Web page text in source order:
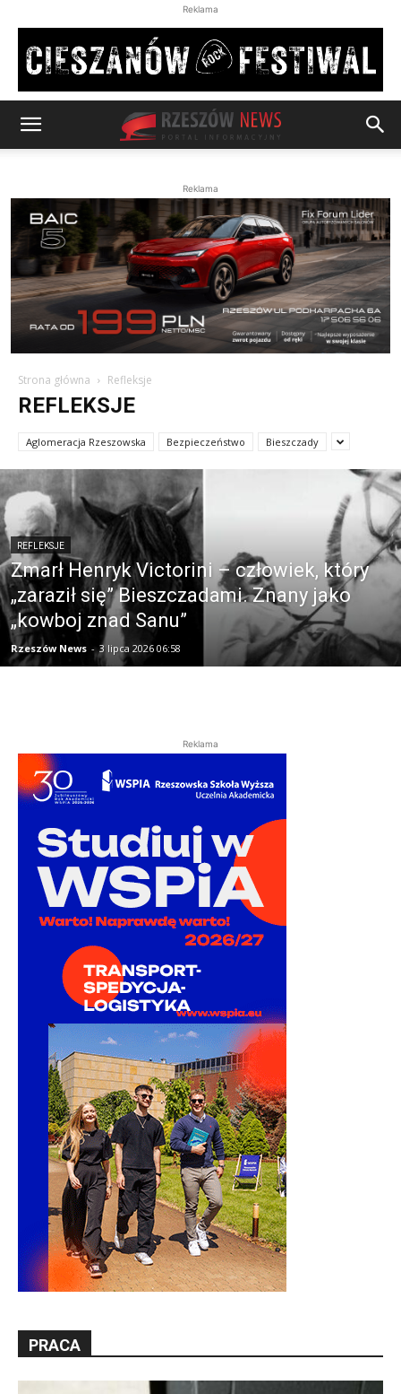
Reklama
Reklama
Strona główna Refleksje
REFLEKSJE
Aglomeracja Rzeszowska Bezpieczeństwo Bieszczady
REFLEKSJE
Zmarł Henryk Victorini – człowiek, który
„zaraził się” Bieszczadami. Znany jako
„kowboj znad Sanu”
Rzeszów News - 3 lipca 2026 06:58
Reklama
PRACA